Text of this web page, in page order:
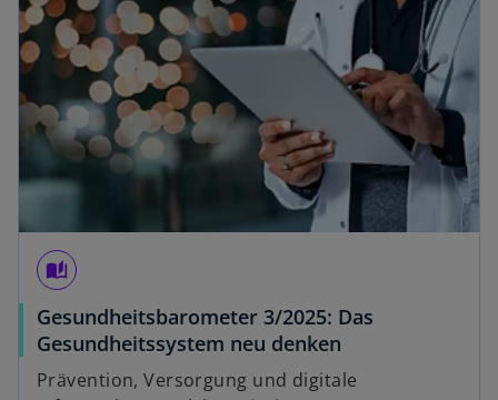
auto_stories
Gesundheitsbarometer 3/2025: Das
Gesundheitssystem neu denken
Prävention, Versorgung und digitale